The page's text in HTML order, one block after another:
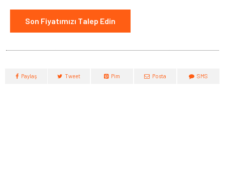
Son Fiyatımızı Talep Edin
Paylaş Tweet Pim Posta SMS